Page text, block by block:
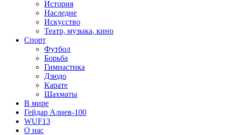
История
Наследие
Искусство
Театр, музыка, кино
Спорт
Футбол
Борьба
Гимнастика
Дзюдо
Карате
Шахматы
В мире
Гейдар Алиев-100
WUF13
О нас